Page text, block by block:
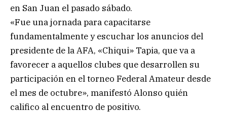
en San Juan el pasado sábado.
«Fue una jornada para capacitarse
fundamentalmente y escuchar los anuncios del
presidente de la AFA, «Chiqui» Tapia, que va a
favorecer a aquellos clubes que desarrollen su
participación en el torneo Federal Amateur desde
el mes de octubre», manifestó Alonso quién
califico al encuentro de positivo.